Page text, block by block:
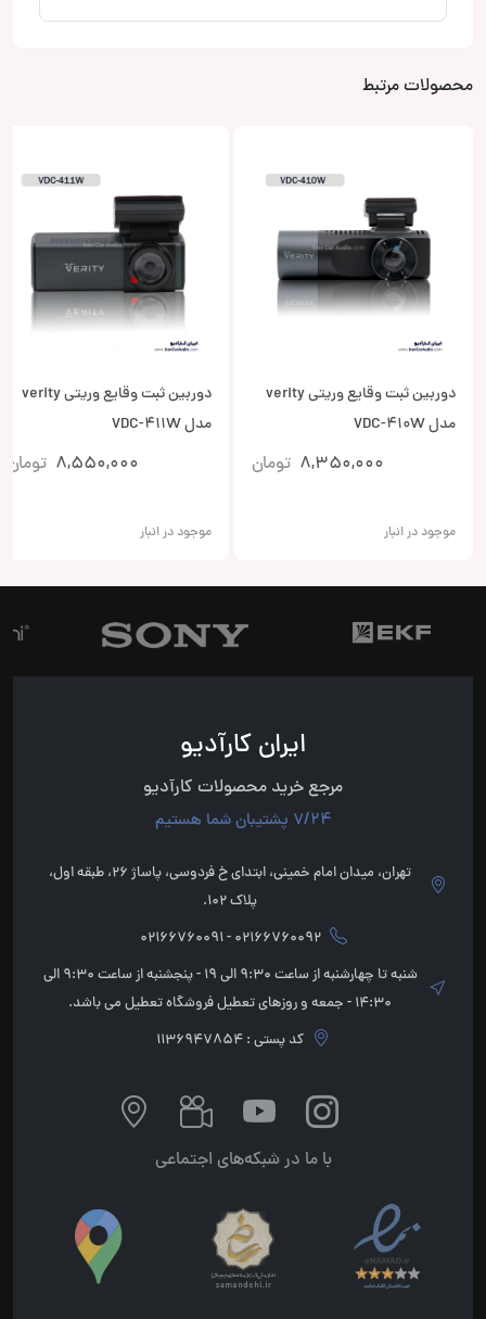
محصولات مرتبط
دوربین ثبت وقایع وریتی verity
مدل VDC-410W
8,350,000 تومان
موجود در انبار
دوربین ثبت وقایع وریتی verity
مدل VDC-411W
8,550,000 تومان
موجود در انبار
ایران کارآدیو
مرجع خرید محصولات کارآدیو
7/24 پشتیبان شما هستیم
تهران، میدان امام خمینی، ابتدای خ فردوسی، پاساژ 26، طبقه اول،
پلاک 102.
02166760092 - 02166760091
شنبه تا چهارشنبه از ساعت 9:30 الی 19 - پنجشنبه از ساعت 9:30 الی
14:30 - جمعه و روزهای تعطیل فروشگاه تعطیل می باشد.
کد پستی : 1136947854
با ما در شبکه‌های اجتماعی